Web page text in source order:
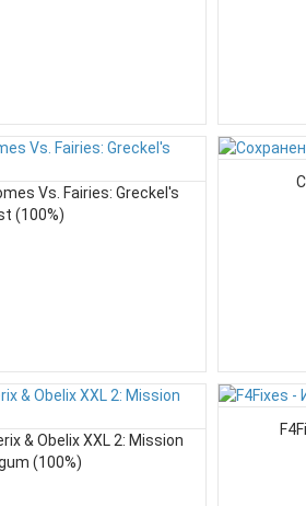
Vs. Fairies: Greckel's
(100%)
& Obelix XXL 2: Mission
(100%)